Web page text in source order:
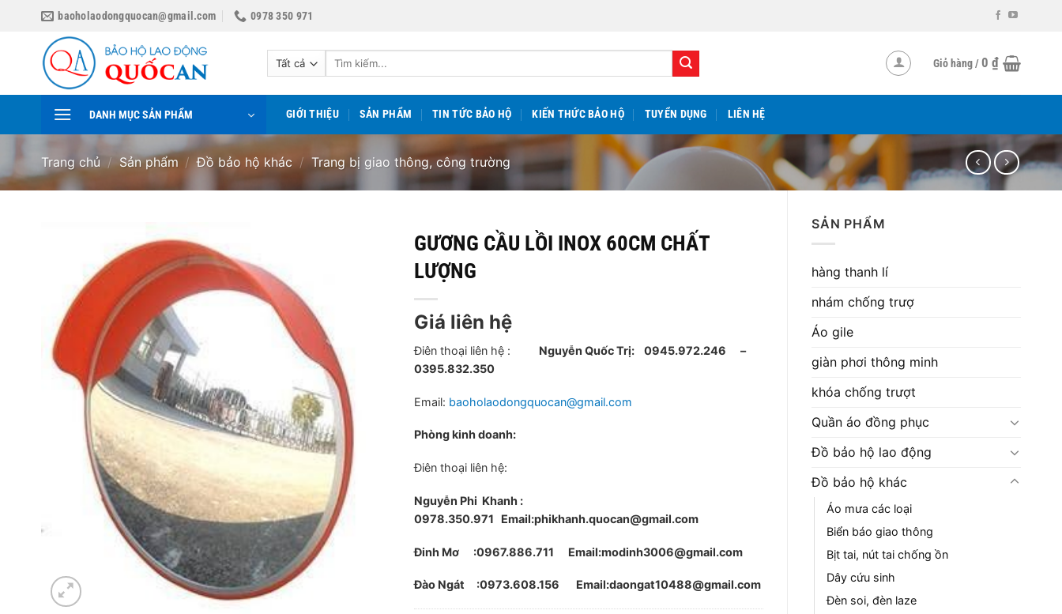
baoholaodongquocan@gmail.com 0978 350 971
Tìm
Giỏ hàng /0 ₫
DANH MỤC SẢN PHẨM GIỚI THIỆU SẢN PHẨM TIN TỨC BẢO HỘ KIẾN THỨC BẢO HỘ TUYỂN DỤNG LIÊN HỆ
Trang chủ / Sản phẩm / Đồ bảo hộ khác / Trang bị giao thông, công trường
SẢN PHẨM
hàng thanh lí
nhám chống trượ
Áo gile
giàn phơi thông minh
khóa chống trượt
Quần áo đồng phục
Đồ bảo hộ lao động
Đồ bảo hộ khác
Áo mưa các loại
Biển báo giao thông
Bịt tai, nút tai chống ồn
Dây cứu sinh
Đèn soi, đèn laze
GƯƠNG CẦU LỒI INOX 60CM CHẤT
LƯỢNG
Giá liên hệ
Điên thoại liên hệ : Nguyễn Quốc Trị: 0945.972.246 –
0395.832.350
Email: baoholaodongquocan@gmail.com
Phòng kinh doanh:
Điên thoại liên hệ:
Nguyễn Phi Khanh :
0978.350.971 Email:phikhanh.quocan@gmail.com
Đinh Mơ :0967.886.711 Email:modinh3006@gmail.com
Đào Ngát :0973.608.156 Email:daongat10488@gmail.com